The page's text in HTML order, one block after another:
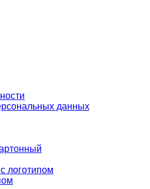
данных
логотипом